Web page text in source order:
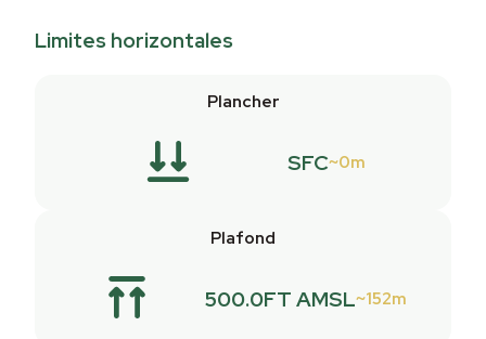
Limites horizontales
Plancher
SFC 0m
Plafond
500.0FT AMSL 152m